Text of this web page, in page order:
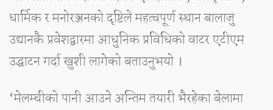
धार्मिक र मनोरञ्जनको दृष्टिले महत्वपूर्ण स्थान बालाजु
उद्यानकै प्रवेशद्वारमा आधुनिक प्रविधिको वाटर एटीएम
उद्घाटन गर्दा खुशी लागेको बताउनुभयो ।
‘मेलम्चीको पानी आउने अन्तिम तयारी भैरहेका बेलामा